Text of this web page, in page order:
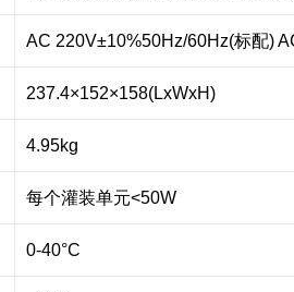
AC 220V±10%50Hz/60Hz(标配)
237.4×152×158(LxWxH)
4.95kg
每个灌装单元<50W
0-40°C